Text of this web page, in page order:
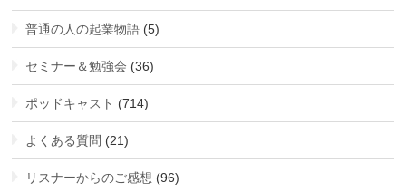
普通の人の起業物語 (5)
セミナー＆勉強会 (36)
ポッドキャスト (714)
よくある質問 (21)
リスナーからのご感想 (96)